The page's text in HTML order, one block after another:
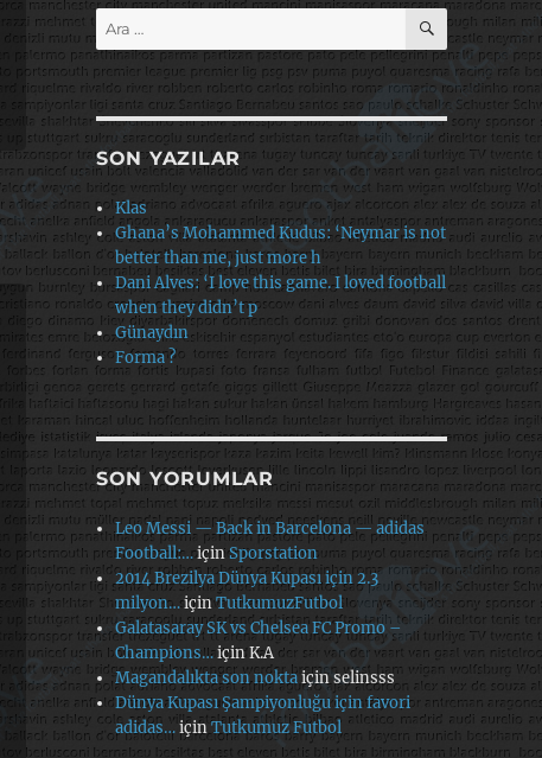
Ara: ARA
SON YAZILAR
Klas
Ghana’s Mohammed Kudus: ‘Neymar is not
better than me, just more h
Dani Alves: ‘I love this game. I loved football
when they didn’t p
Günaydın
Forma ?
SON YORUMLAR
Leo Messi — Back in Barcelona — adidas
Football:…içinSporstation
2014 Brezilya Dünya Kupası için 2.3
milyon…içinTutkumuzFutbol
Galatasaray SK vs Chelsea FC Promo –
Champions…içinK.A
Magandalıkta son noktaiçinselinsss
Dünya Kupası Şampiyonluğu için favori
adidas…içinTutkumuz Futbol